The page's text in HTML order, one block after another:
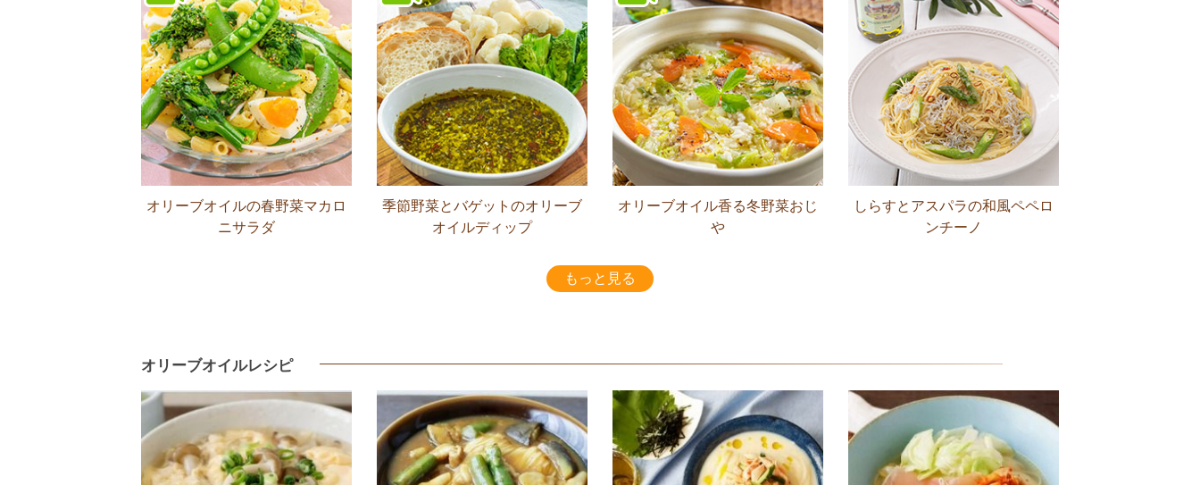
オリーブオイルの春野菜マカロ
ニサラダ
季節野菜とバゲットのオリーブ
オイルディップ
オリーブオイル香る冬野菜おじ
や
しらすとアスパラの和風ペペロ
ンチーノ
もっと見る
オリーブオイルレシピ